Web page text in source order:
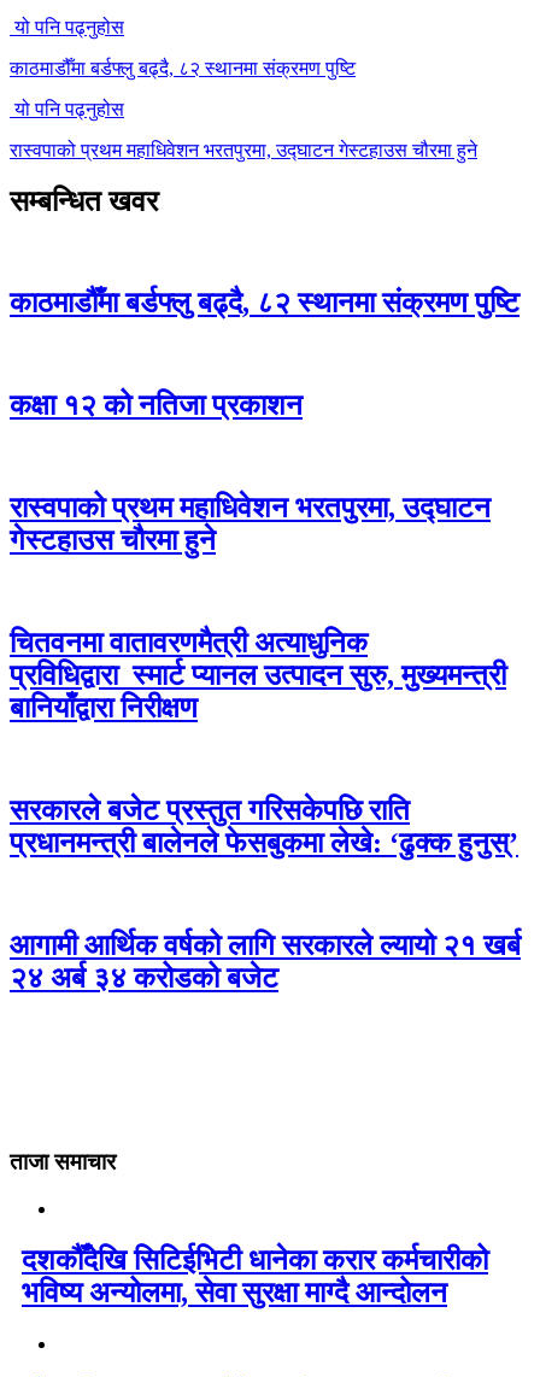
यो पनि पढ्नुहोस
काठमाडौँमा बर्डफ्लु बढ्दै, ८२ स्थानमा संक्रमण पुष्टि
यो पनि पढ्नुहोस
रास्वपाको प्रथम महाधिवेशन भरतपुरमा, उद्घाटन गेस्टहाउस चौरमा हुने
सम्बन्धित खवर
काठमाडौँमा बर्डफ्लु बढ्दै, ८२ स्थानमा संक्रमण पुष्टि
कक्षा १२ को नतिजा प्रकाशन
रास्वपाको प्रथम महाधिवेशन भरतपुरमा, उद्घाटन
गेस्टहाउस चौरमा हुने
चितवनमा वातावरणमैत्री अत्याधुनिक
प्रविधिद्वारा स्मार्ट प्यानल उत्पादन सुरु, मुख्यमन्त्री
बानियाँद्वारा निरीक्षण
सरकारले बजेट प्रस्तुत गरिसकेपछि राति
प्रधानमन्त्री बालेनले फेसबुकमा लेखे: ‘ढुक्क हुनुस्’
आगामी आर्थिक वर्षको लागि सरकारले ल्यायो २१ खर्ब
२४ अर्ब ३४ करोडको बजेट
ताजा समाचार
दशकौँदेखि सिटिईभिटी धानेका करार कर्मचारीको
भविष्य अन्योलमा, सेवा सुरक्षा माग्दै आन्दोलन